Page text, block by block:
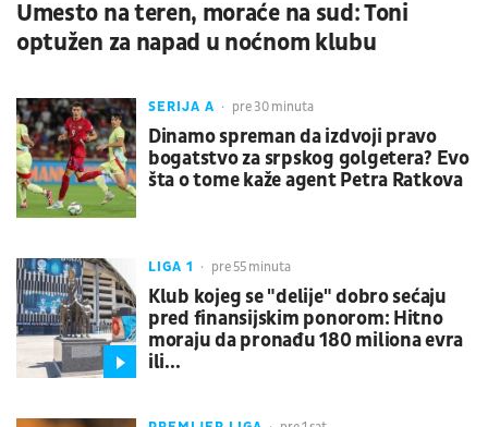
Umesto na teren, moraće na sud: Toni
optužen za napad u noćnom klubu
SERIJA A pre 30 minuta
Dinamo spreman da izdvoji pravo
bogatstvo za srpskog golgetera? Evo
šta o tome kaže agent Petra Ratkova
LIGA 1 pre 55 minuta
Klub kojeg se "delije" dobro sećaju
pred finansijskim ponorom: Hitno
moraju da pronađu 180 miliona evra
ili...